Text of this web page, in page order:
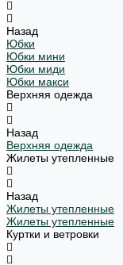
Назад
Юбки
Юбки мини
Юбки миди
Юбки макси
Верхняя одежда
Назад
Верхняя одежда
Жилеты утепленные
Назад
Жилеты утепленные
Жилеты утепленные
Куртки и ветровки